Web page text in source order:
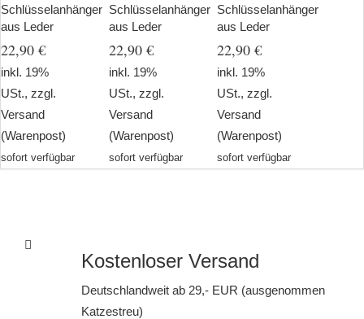
Schlüsselanhänger
aus Leder
22,90 €
inkl. 19%
USt., zzgl.
Versand
(Warenpost)
sofort verfügbar
Schlüsselanhänger
aus Leder
22,90 €
inkl. 19%
USt., zzgl.
Versand
(Warenpost)
sofort verfügbar
Schlüsselanhänger
aus Leder
22,90 €
inkl. 19%
USt., zzgl.
Versand
(Warenpost)
sofort verfügbar
Kostenloser Versand
Deutschlandweit ab 29,- EUR (ausgenommen
Katzestreu)